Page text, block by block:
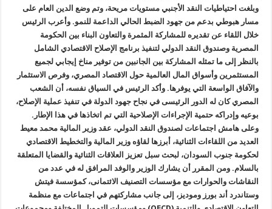
وبلغت احتياطيات النقد الأجنبي مستويات مريحة، وتم وضع الدين العام على
مسار هبوطي بدعم من جهود الضبط الحالي الداعمة للنمو. وأعرب الرئيس
خلال اللقاء عن تقديره للمشاركة المثمرة والتعاون البناء بين الحكومة
المصرية وصندوق النقد الدولي لتنفيذ برنامج الإصلاح الاقتصادي الشامل
بالنظر إلى ما تمثله المشاركة بين الجانبين من توفير مناخ إيجابي لجميع
المستثمرين وأسواق المال العالمية حول الاقتصاد المصري، وفرص الاستثمار
والآفاق الواسعة التي يوفرها. وأكد الرئيس في السياق نفسه، أن الشعب
المصري كان له الدور الرئيسى في نجاح جهود الدولة في تنفيذ عملية الإصلاح،
بوعيه وإدراكه حتمية الإجراءات الإصلاحية التي تم اتخاذها في هذا الإطار.
وعلى هامش اجتماعات لصندوق النقد الدولي، عقد وزير المالية محمد معيط
العديد من اللقاءات الثنائية، أبرزها لقاؤه وزير المالية والتخطيط الاقتصادي
لحكومة جنوب السودان، لبحث سبل تعزيز العلاقات الثنائية والقضايا المتعلقة
بالسلام. ومن المقرر أن يشارك الوزير والوفد المرافق له في عدد من
النقاشات والحوارات مع مؤسسات التصنيف الائتمانى، كمؤسسة فيتش
وستاندرد أند بورز وموديز، إلى جانب مشاركتهم في اجتماعات مع منظمة